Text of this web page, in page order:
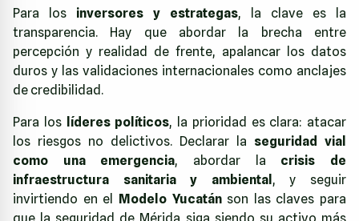
Para los inversores y estrategas, la clave es la
transparencia. Hay que abordar la brecha entre
percepción y realidad de frente, apalancar los datos
duros y las validaciones internacionales como anclajes
de credibilidad.
Para los líderes políticos, la prioridad es clara: atacar
los riesgos no delictivos. Declarar la seguridad vial
como una emergencia, abordar la crisis de
infraestructura sanitaria y ambiental , y seguir
invirtiendo en el
Modelo Yucatánson las claves para